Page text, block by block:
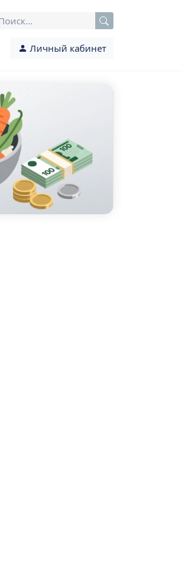
Личный кабинет